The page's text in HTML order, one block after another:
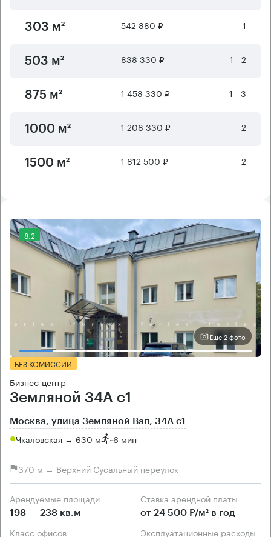
303 м² 542 880 ₽ 1
503 м² 838 330 ₽ 1 - 2
875 м² 1 458 330 ₽ 1 - 3
1000 м² 1 208 330 ₽ 2
1500 м² 1 812 500 ₽ 2
8.2
Еще 2 фото
БЕЗ КОМИССИИ
Бизнес-центр
Земляной 34А с1
Москва, улица Земляной Вал, 34А с1
Чкаловская → 630 м ~6 мин
370 м → Верхний Сусальный переулок
Арендуемые площади
198 — 238 кв.м
Ставка арендной платы
от 24 500 Р/м² в год
Класс офисов Эксплуатационные расходы